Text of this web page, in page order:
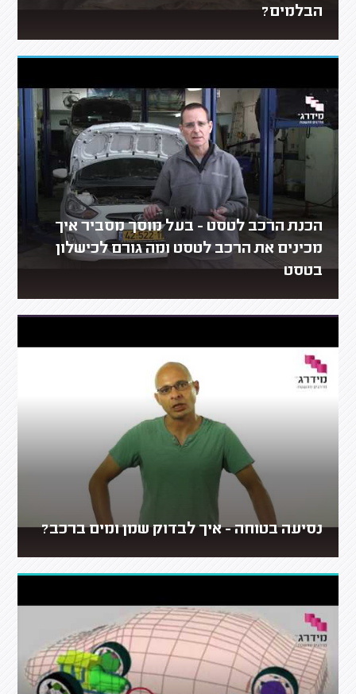
הבלמים?
הכנת הרכב לטסט - בעל מוסך מסביר איך
מכינים את הרכב לטסט ומה גורם לכישלון
בטסט
נסיעה בטוחה - איך לבדוק שמן ומים ברכב?